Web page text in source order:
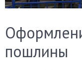
пошлины